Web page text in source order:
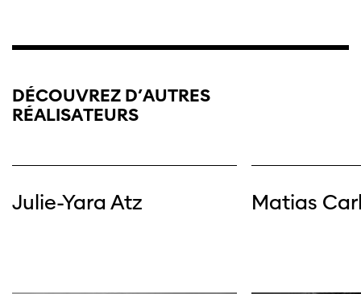
DÉCOUVREZ D’AUTRES
RÉALISATEURS
Julie-Yara Atz Matias